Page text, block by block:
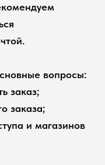
вопросы:
заказ;
заказа;
и магазинов